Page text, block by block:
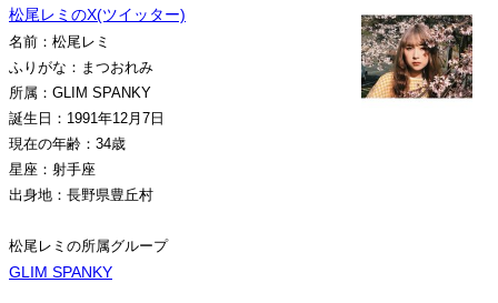
松尾レミのX(ツイッター)
名前：松尾レミ
ふりがな：まつおれみ
所属：GLIM SPANKY
誕生日：1991年12月7日
現在の年齢：34歳
星座：射手座
出身地：長野県豊丘村
松尾レミの所属グループ
GLIM SPANKY